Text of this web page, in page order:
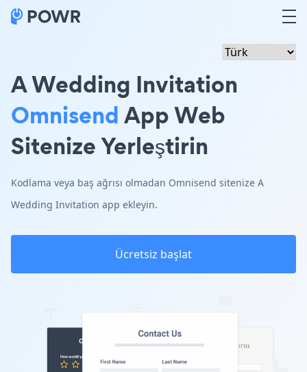
A Wedding Invitation
OmnisendApp Web
Sitenize Yerleştirin
Kodlama veya baş ağrısı olmadan Omnisend sitenize A
Wedding Invitation app ekleyin.
Ücretsiz başlat